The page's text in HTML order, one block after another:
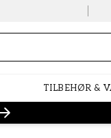
TILBEHØR &